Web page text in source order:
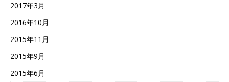
2017年3月
2016年10月
2015年11月
2015年9月
2015年6月